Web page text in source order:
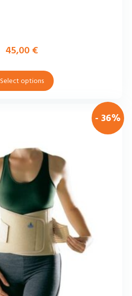
45,00€
Select options
- 36%